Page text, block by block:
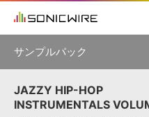
ソフト音源 »
初音ミク NT 鏡音リン・レン
KAITO V3
VOCALOID
サンプルパック
製品一覧
JAZZY HIP-HOP
INSTRUMENTALS